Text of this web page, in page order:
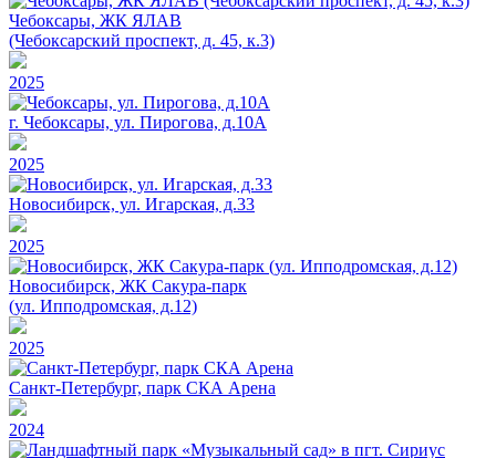
Чебоксары, ЖК ЯЛАВ
(Чебоксарский проспект, д. 45, к.3)
2025
г. Чебоксары, ул. Пирогова, д.10А
2025
Новосибирск, ул. Игарская, д.33
2025
Новосибирск, ЖК Сакура-парк
(ул. Ипподромская, д.12)
2025
Санкт-Петербург, парк СКА Арена
2024